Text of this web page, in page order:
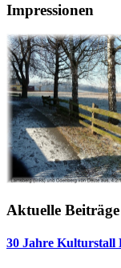
Impressionen
Aktuelle Beiträge
30 Jahre Kulturstall